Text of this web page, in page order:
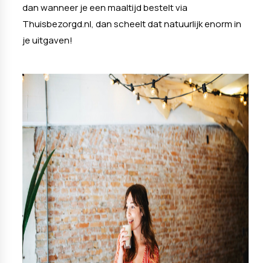
dan wanneer je een maaltijd bestelt via
Thuisbezorgd.nl, dan scheelt dat natuurlijk enorm in
je uitgaven!